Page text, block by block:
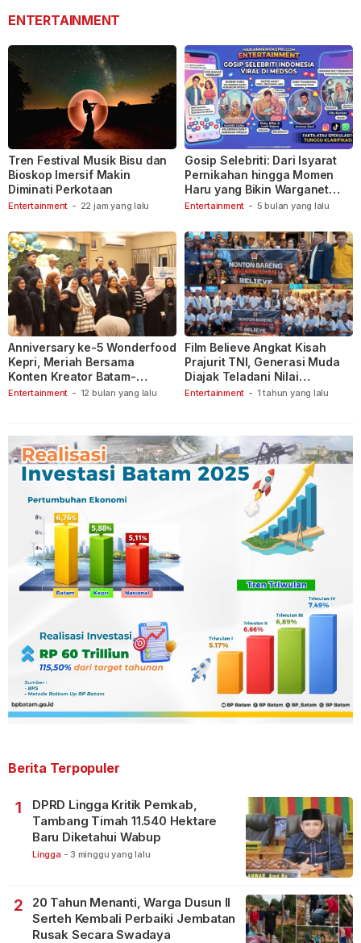
ENTERTAINMENT
Entertainment - 22 jam yang lalu
Tren Festival Musik Bisu dan
Bioskop Imersif Makin
Diminati Perkotaan
Entertainment - 5 bulan yang lalu
Gosip Selebriti: Dari Isyarat
Pernikahan hingga Momen
Haru yang Bikin Warganet
Berspekulasi
Entertainment - 12 bulan yang lalu
Anniversary ke-5 Wonderfood
Kepri, Meriah Bersama
Konten Kreator Batam-
Tanjungpinang
Entertainment - 1 tahun yang lalu
Film Believe Angkat Kisah
Prajurit TNI, Generasi Muda
Diajak Teladani Nilai
Keberanian
Berita Terpopuler
1
DPRD Lingga Kritik Pemkab,
Tambang Timah 11.540 Hektare
Baru Diketahui Wabup
Lingga - 3 minggu yang lalu
2
20 Tahun Menanti, Warga Dusun II
Serteh Kembali Perbaiki Jembatan
Rusak Secara Swadaya